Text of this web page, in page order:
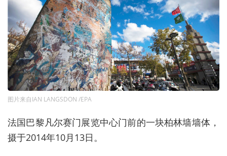
图片来自IAN LANGSDON /EPA
法国巴黎凡尔赛门展览中心门前的一块柏林墙墙体，
摄于2014年10月13日。